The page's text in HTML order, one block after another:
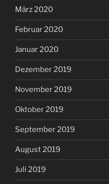
März 2020
Februar 2020
Januar 2020
Dezember 2019
November 2019
Oktober 2019
September 2019
August 2019
Juli 2019